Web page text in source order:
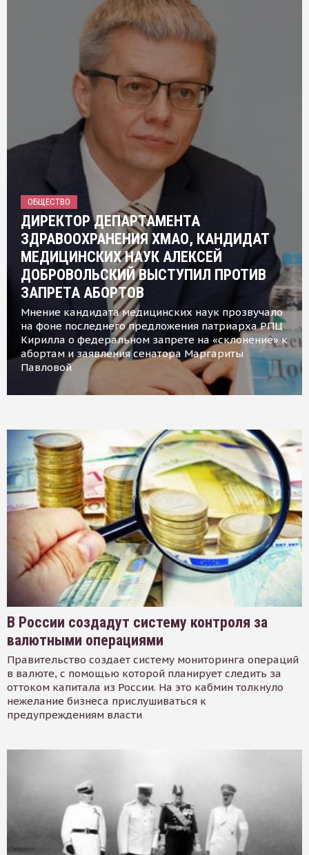
ОБЩЕСТВО
ДИРЕКТОР ДЕПАРТАМЕНТА
ЗДРАВООХРАНЕНИЯ ХМАО, КАНДИДАТ
МЕДИЦИНСКИХ НАУК АЛЕКСЕЙ
ДОБРОВОЛЬСКИЙ ВЫСТУПИЛ ПРОТИВ
ЗАПРЕТА АБОРТОВ
Мнение кандидата медицинских наук прозвучало
на фоне последнего предложения патриарха РПЦ
Кирилла о федеральном запрете на «склонение» к
абортам и заявления сенатора Маргариты
Павловой
В России создадут систему контроля за
валютными операциями
Правительство создает систему мониторинга операций
в валюте, с помощью которой планирует следить за
оттоком капитала из России. На это кабмин толкнуло
нежелание бизнеса прислушиваться к
предупреждениям власти